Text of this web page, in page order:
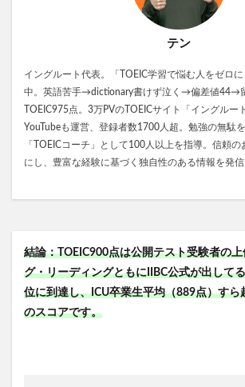
テン
イングルート代表。「TOEIC学習で悩む人をゼロ
中。英語苦手→dictionary書けず泣く→偏差値44→
TOEIC975点。3万PVのTOEICサイト「イングルー
YouTubeも運営、登録者数1700人超。勉強の無駄
「TOEICコーチ」として100人以上を指導。信頼
にし、豊富な経験に基づく独自性のある情報を発信
結論：TOEIC900点は公開テスト受験者の
グ・リーディングともにIIBC公式が出して
位に到達し、ICU卒業生平均（889点）すら
のスコアです。